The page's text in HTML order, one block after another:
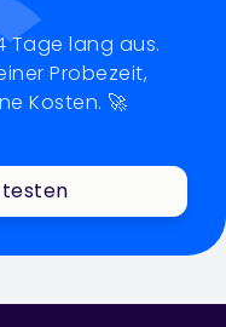
Tage lang aus.
Probezeit,
Kosten. 🚀